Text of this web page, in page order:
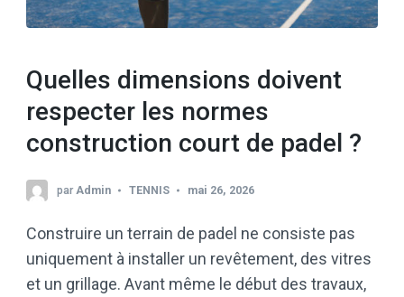
Quelles dimensions doivent
respecter les normes
construction court de padel ?
par Admin TENNIS mai 26, 2026
Construire un terrain de padel ne consiste pas
uniquement à installer un revêtement, des vitres
et un grillage. Avant même le début des travaux,